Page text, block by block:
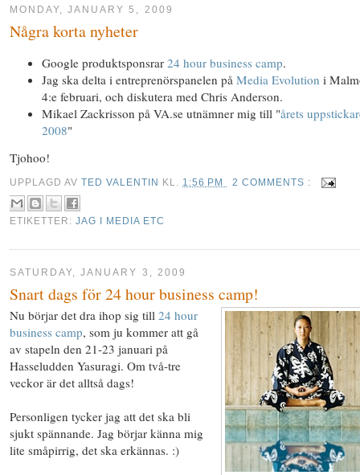
MONDAY, JANUARY 5, 2009
Några korta nyheter
Google produktsponsrar 24 hour business camp.
Jag ska delta i entreprenörspanelen på Media Evolution i
4:e februari, och diskutera med Chris Anderson.
Mikael Zackrisson på VA.se utnämner mig till "årets
2008"
Tjohoo!
UPPLAGD AVTED VALENTIN KL. 1:56 PM 2 COMMENTS :
ETIKETTER:JAG I MEDIA ETC
SATURDAY, JANUARY 3, 2009
Snart dags för 24 hour business camp!
Nu börjar det dra ihop sig till 24 hour
business camp, som ju kommer att gå
av stapeln den 21-23 januari på
Hasseludden Yasuragi. Om två-tre
veckor är det alltså dags!
Personligen tycker jag att det ska bli
sjukt spännande. Jag börjar känna mig
lite småpirrig, det ska erkännas. :)